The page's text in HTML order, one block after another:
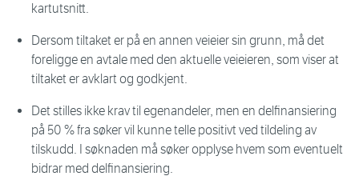
kartutsnitt.
Dersom tiltaket er på en annen veieier sin grunn, må det
foreligge en avtale med den aktuelle veieieren, som viser at
tiltaket er avklart og godkjent.
Det stilles ikke krav til egenandeler, men en delfinansiering
på 50 % fra søker vil kunne telle positivt ved tildeling av
tilskudd. I søknaden må søker opplyse hvem som eventuelt
bidrar med delfinansiering.